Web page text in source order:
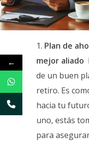
Plan de
mejor aliado
de un buen
retiro. Es
hacia tu
uno, estás
para
←